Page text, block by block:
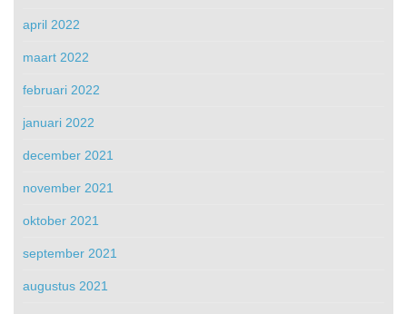
april 2022
maart 2022
februari 2022
januari 2022
december 2021
november 2021
oktober 2021
september 2021
augustus 2021